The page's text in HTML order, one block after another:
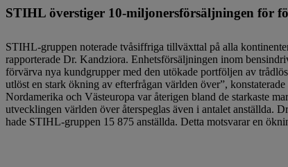
STIHL överstiger 10-miljonersförsäljningen för
STIHL-gruppen noterade tvåsiffriga tillväxttal på alla
rapporterade Dr. Kandziora. Enhetsförsäljningen inom
förvärva nya kundgrupper med den utökade portföljen av
utlöst en stark ökning av efterfrågan världen över”,
Nordamerika och Västeuropa var återigen bland de starkaste
utvecklingen världen över återspeglas även i antalet anställda.
hade STIHL-gruppen 15 875 anställda. Detta motsvarar en